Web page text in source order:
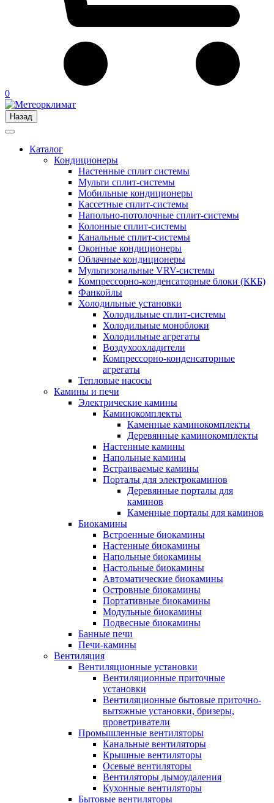
0
Назад
Каталог
Кондиционеры
Настенные сплит системы
Мульти сплит-системы
Мобильные кондиционеры
Кассетные сплит-системы
Напольно-потолочные сплит-системы
Колонные сплит-системы
Канальные сплит-системы
Оконные кондиционеры
Облачные кондиционеры
Мультизональные VRV-системы
Компрессорно-конденсаторные блоки (ККБ)
Фанкойлы
Холодильные установки
Холодильные сплит-системы
Холодильные моноблоки
Холодильные агрегаты
Воздухоохладители
Компрессорно-конденсаторные
агрегаты
Тепловые насосы
Камины и печи
Электрические камины
Каминокомплекты
Каменные каминокомплекты
Деревянные каминокомплекты
Настенные камины
Напольные камины
Встраиваемые камины
Порталы для электрокаминов
Деревянные порталы для
каминов
Каменные порталы для каминов
Биокамины
Встроенные биокамины
Настенные биокамины
Напольные биокамины
Настольные биокамины
Автоматические биокамины
Островные биокамины
Портативные биокамины
Модульные биокамины
Подвесные биокамины
Банные печи
Печи-камины
Вентиляция
Вентиляционные установки
Вентиляционные приточные
установки
Вентиляционные бытовые приточно-
вытяжные установки, бризеры,
проветриватели
Промышленные вентиляторы
Канальные вентиляторы
Крышные вентиляторы
Осевые вентиляторы
Вентиляторы дымоудаления
Кухонные вентиляторы
Бытовые вентиляторы